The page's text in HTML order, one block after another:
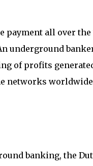
payment all over
underground
of profits
networks worldwide
banking, the